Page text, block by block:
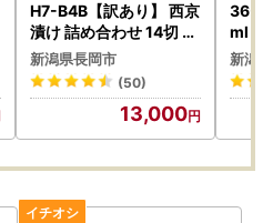
H7-B4B【訳あり】 西京
漬け 詰め合わせ 14切 個
包装 骨取り 鯖 サバ さば
鮭 シャケ しゃけ サーモ
ン 赤魚 鰆 サワラ さわら
新潟県長岡市
(50)
13,000
36-
ml（
酒
新潟